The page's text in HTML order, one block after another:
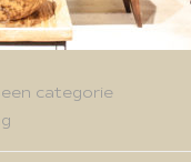
categorie